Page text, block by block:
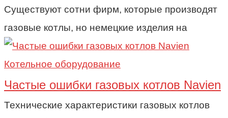
Существуют сотни фирм, которые производят
газовые котлы, но немецкие изделия на
Котельное оборудование
Частые ошибки газовых котлов Navien
Технические характеристики газовых котлов